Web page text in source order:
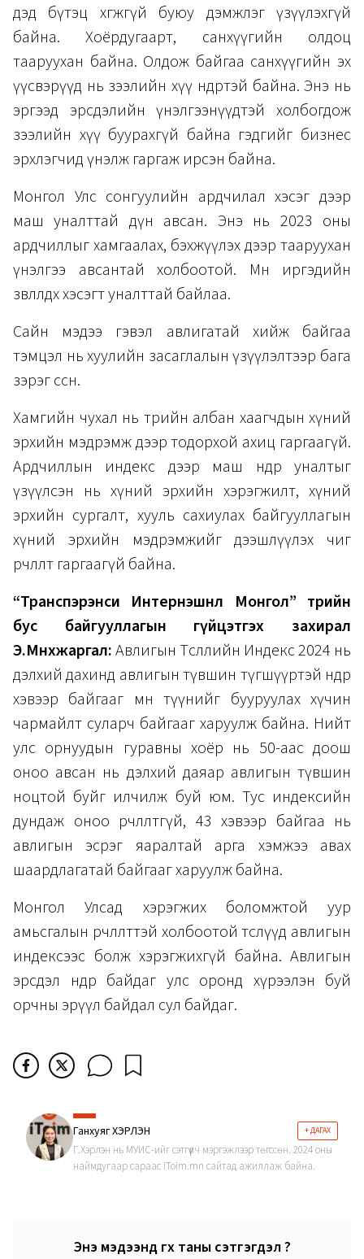
дэд бүтэц хөгжөөгүй буюу дэмжлэг үзүүлэхгүй
байна. Хоёрдугаарт, санхүүгийн олдоц
тааруухан байна. Олдож байгаа санхүүгийн эх
үүсвэрүүд нь зээлийн хүү өндөртэй байна. Энэ нь
эргээд эрсдэлийн үнэлгээнүүдтэй холбогдож
зээлийн хүү буурахгүй байна гэдгийг бизнес
эрхлэгчид үнэлж гаргаж ирсэн байна.
Монгол Улс сонгуулийн ардчилал хэсэг дээр
маш уналттай дүн авсан. Энэ нь 2023 оны
ардчиллыг хамгаалах, бэхжүүлэх дээр тааруухан
үнэлгээ авсантай холбоотой. Мөн иргэдийн
зөвлөлдөх хэсэгт уналттай байлаа.
Сайн мэдээ гэвэл авлигатай хийж байгаа
тэмцэл нь хуулийн засаглалын үзүүлэлтээр бага
зэрэг өссөн.
Хамгийн чухал нь төрийн албан хаагчдын хүний
эрхийн мэдрэмж дээр тодорхой ахиц гаргаагүй.
Ардчиллын индекс дээр маш өндөр уналтыг
үзүүлсэн нь хүний эрхийн хэрэгжилт, хүний
эрхийн сургалт, хууль сахиулах байгууллагын
хүний эрхийн мэдрэмжийг дээшлүүлэх чиг
өөрчлөлт гаргаагүй байна.
“Транспэрэнси Интернэшнл Монгол” төрийн
бус байгууллагын гүйцэтгэх захирал
Э.Мөнхжаргал:Авлигын Төсөөллийн Индекс 2024 нь
дэлхий дахинд авлигын түвшин түгшүүртэй өндөр
хэвээр байгааг мөн түүнийг бууруулах хүчин
чармайлт суларч байгааг харуулж байна. Нийт
улс орнуудын гуравны хоёр нь 50-аас доош
оноо авсан нь дэлхий даяар авлигын түвшин
ноцтой буйг илчилж буй юм. Тус индексийн
дундаж оноо өөрчлөлтгүй, 43 хэвээр байгаа нь
авлигын эсрэг яаралтай арга хэмжээ авах
шаардлагатай байгааг харуулж байна.
Монгол Улсад хэрэгжих боломжтой уур
амьсгалын өөрчлөлттэй холбоотой төслүүд авлигын
индексээс болж хэрэгжихгүй байна. Авлигын
эрсдэл өндөр байдаг улс оронд хүрээлэн буй
орчны эрүүл байдал сул байдаг.
Ганхуяг ХЭРЛЭН + ДАГАХ
Г.Хэрлэн нь МУИС-ийг сэтгүүлч мэргэжлээр төгссөн. 2024 оны
наймдугаар сараас iToim.mn сайтад ажиллаж байна.
Энэ мэдээнд өгөх таны сэтгэгдэл ?